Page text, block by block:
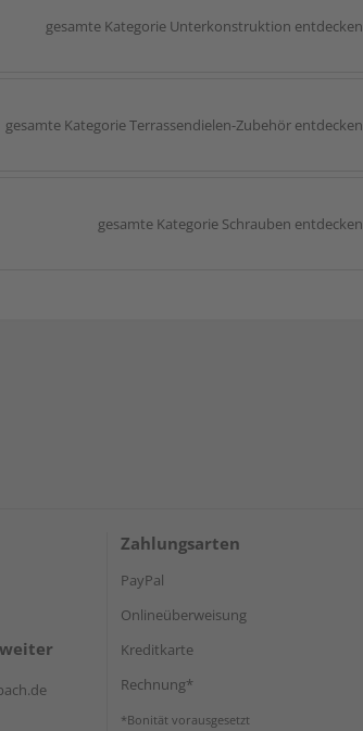
gesamte Kategorie Unterkonstruktion entdecken
gesamte Kategorie Terrassendielen-Zubehör entdecken
gesamte Kategorie Schrauben entdecken
Zahlungsarten
PayPal
Onlineüberweisung
Kreditkarte
Rechnung*
*Bonität vorausgesetzt